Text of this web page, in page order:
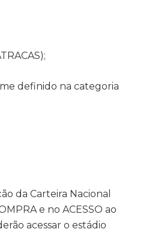
definido na categoria
da Carteira Nacional
e no ACESSO ao
acessar o estádio